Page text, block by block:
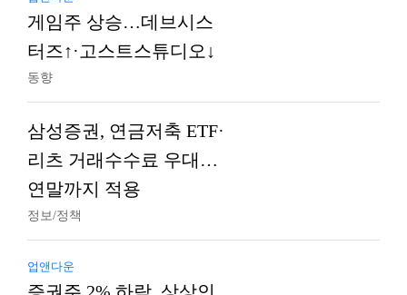
게임주 상승…데브시스
터즈↑·고스트스튜디오↓
동향
삼성증권, 연금저축 ETF·
리츠 거래수수료 우대…
연말까지 적용
정보/정책
업앤다운